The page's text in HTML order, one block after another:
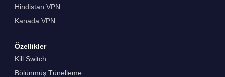
Hindistan VPN
Kanada VPN
Özellikler
Kill Switch
Bölünmüş Tünelleme